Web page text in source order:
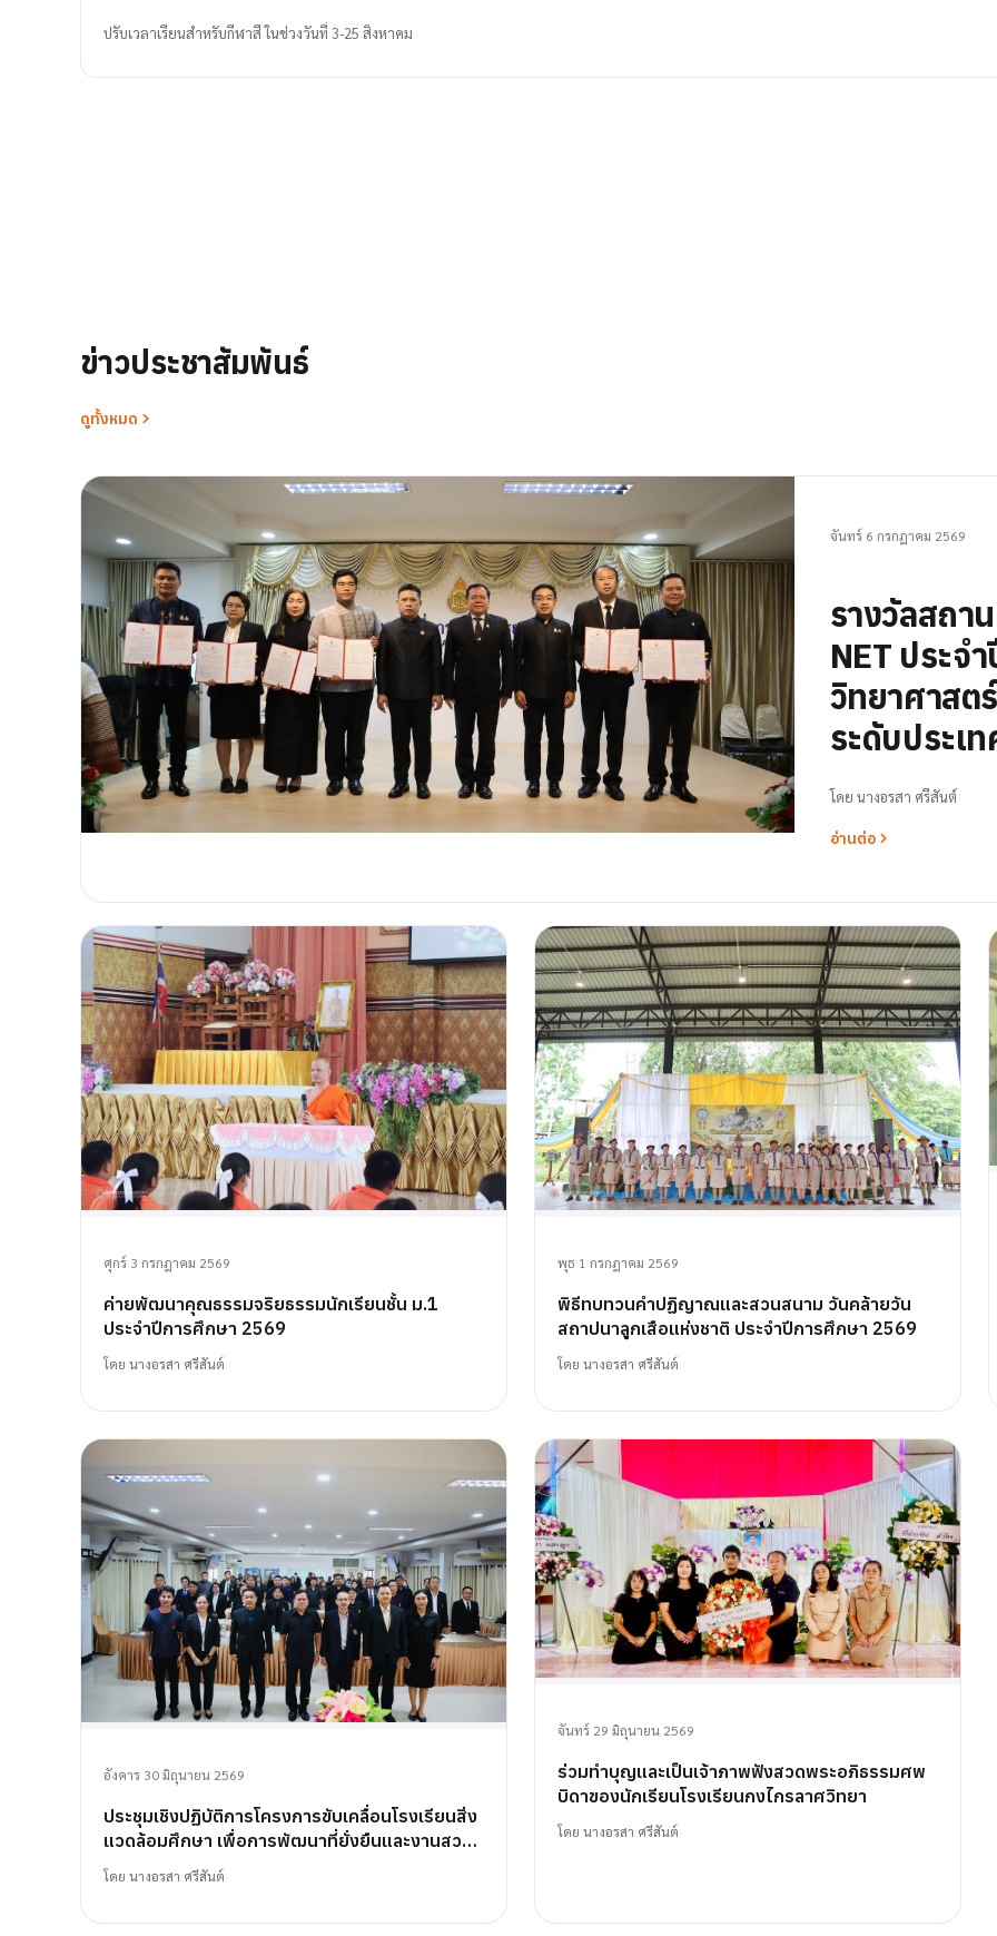
ปรับเวลาเรียนสำหรับกีฬาสี ในช่วงวันที่ 3-25 สิงหาคม
ข่าวประชาสัมพันธ์
ดูทั้งหมด
จันทร์ 6 กรกฎาคม 2569
รางวัลสถา
NET ประจ
วิทยาศาสต
ระดับประเ
โดย นางอรสา ศรีสันต์
อ่านต่อ
ศุกร์ 3 กรกฎาคม 2569
ค่ายพัฒนาคุณธรรมจริยธรรมนักเรียนชั้น ม.1
ประจำปีการศึกษา 2569
โดย นางอรสา ศรีสันต์
พุธ 1 กรกฎาคม 2569
พิธีทบทวนคำปฏิญาณและสวนสนาม วันคล้ายวัน
สถาปนาลูกเสือแห่งชาติ ประจำปีการศึกษา 2569
โดย นางอรสา ศรีสันต์
อังคาร 30 มิถุนายน 2569
ประชุมเชิงปฏิบัติการโครงการขับเคลื่อนโรงเรียนสิ่ง
แวดล้อมศึกษา เพื่อการพัฒนาที่ยั่งยืนและงานสวน
พฤกษศาสตร์โรงเรียน
โดย นางอรสา ศรีสันต์
จันทร์ 29 มิถุนายน 2569
ร่วมทำบุญและเป็นเจ้าภาพฟังสวดพระอภิธรรมศพ
บิดาของนักเรียนโรงเรียนกงไกรลาศวิทยา
โดย นางอรสา ศรีสันต์